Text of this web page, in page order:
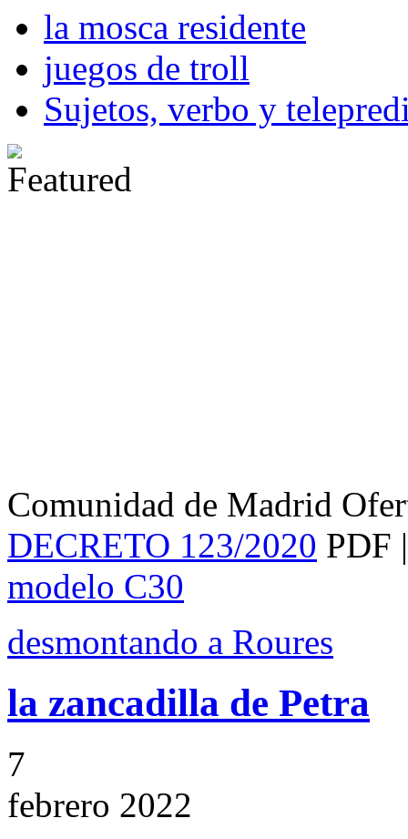
la mosca residente
juegos de troll
Sujetos, verbo y
Comunidad de Madrid
DECRETO 123/2020 PDF
modelo C30
desmontando a Roures
la zancadilla de Petra
7
febrero 2022